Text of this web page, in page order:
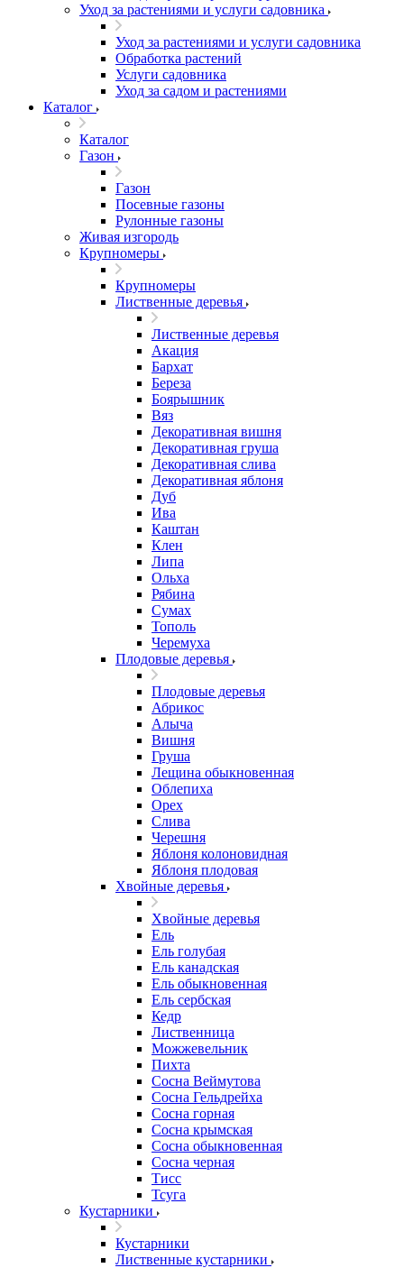
Уход за растениями и услуги садовника
Уход за растениями и услуги садовника
Обработка растений
Услуги садовника
Уход за садом и растениями
Каталог
Каталог
Газон
Газон
Посевные газоны
Рулонные газоны
Живая изгородь
Крупномеры
Крупномеры
Лиственные деревья
Лиственные деревья
Акация
Бархат
Береза
Боярышник
Вяз
Декоративная вишня
Декоративная груша
Декоративная слива
Декоративная яблоня
Дуб
Ива
Каштан
Клен
Липа
Ольха
Рябина
Сумах
Тополь
Черемуха
Плодовые деревья
Плодовые деревья
Абрикос
Алыча
Вишня
Груша
Лещина обыкновенная
Облепиха
Орех
Слива
Черешня
Яблоня колоновидная
Яблоня плодовая
Хвойные деревья
Хвойные деревья
Ель
Ель голубая
Ель канадская
Ель обыкновенная
Ель сербская
Кедр
Лиственница
Можжевельник
Пихта
Сосна Веймутова
Сосна Гельдрейха
Сосна горная
Сосна крымская
Сосна обыкновенная
Сосна черная
Тисс
Тсуга
Кустарники
Кустарники
Лиственные кустарники